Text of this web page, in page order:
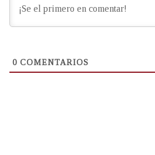
0 COMENTARIOS